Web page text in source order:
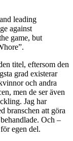
leading
against
game, but
titel, eftersom den
grad existerar
och andra
men de ser även
Jag har
branschen att göra
Och –
egen del.